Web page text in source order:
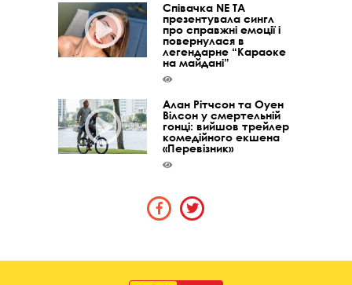
Співачка NE TA
презентувала сингл
про справжні емоції і
повернулася в
легендарне “Караоке
на майдані”
Алан Рітчсон та Оуен
Вілсон у смертельній
гонці: вийшов трейлер
комедійного екшена
«Перевізник»